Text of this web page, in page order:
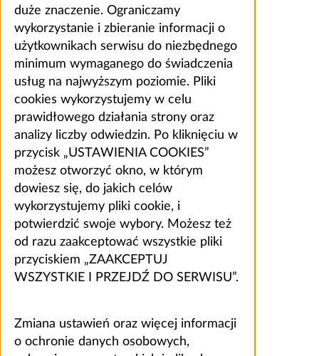
duże znaczenie. Ograniczamy
wykorzystanie i zbieranie informacji o
użytkownikach serwisu do niezbędnego
minimum wymaganego do świadczenia
usług na najwyższym poziomie. Pliki
cookies wykorzystujemy w celu
prawidłowego działania strony oraz
analizy liczby odwiedzin. Po kliknięciu w
przycisk „USTAWIENIA COOKIES”
możesz otworzyć okno, w którym
dowiesz się, do jakich celów
wykorzystujemy pliki cookie, i
potwierdzić swoje wybory. Możesz też
od razu zaakceptować wszystkie pliki
przyciskiem „ZAAKCEPTUJ
WSZYSTKIE I PRZEJDŹ DO SERWISU”.
Zmiana ustawień oraz więcej informacji
o ochronie danych osobowych,